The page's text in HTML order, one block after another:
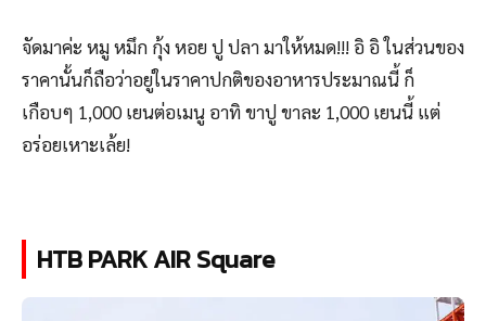
จัดมาค่ะ หมู หมึก กุ้ง หอย ปู ปลา มาให้หมด!!! อิ อิ ในส่วนของ
ราคานั้นก็ถือว่าอยู่ในราคาปกติของอาหารประมาณนี้ ก็
เกือบๆ 1,000 เยนต่อเมนู อาทิ ขาปู ขาละ 1,000 เยนนี้ แต่
อร่อยเหาะเล้ย!
HTB PARK AIR Square